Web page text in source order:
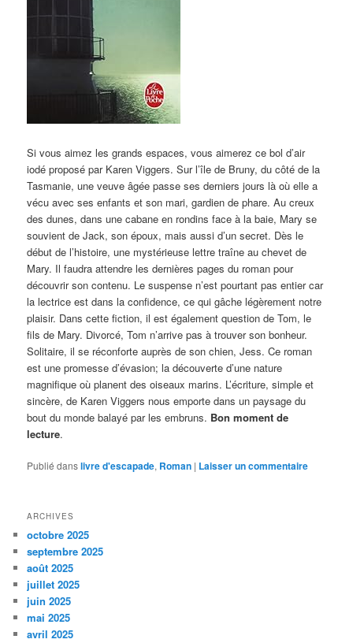
Si vous aimez les grands espaces, vous aimerez ce bol d’air
iodé proposé par Karen Viggers. Sur l’île de Bruny, du côté de la
Tasmanie, une veuve âgée passe ses derniers jours là où elle a
vécu avec ses enfants et son mari, gardien de phare. Au creux
des dunes, dans une cabane en rondins face à la baie, Mary se
souvient de Jack, son époux, mais aussi d’un secret. Dès le
début de l’histoire, une mystérieuse lettre traîne au chevet de
Mary. Il faudra attendre les dernières pages du roman pour
découvrir son contenu. Le suspense n’est pourtant pas entier car
la lectrice est dans la confidence, ce qui gâche légèrement notre
plaisir. Dans cette fiction, il est également question de Tom, le
fils de Mary. Divorcé, Tom n’arrive pas à trouver son bonheur.
Solitaire, il se réconforte auprès de son chien, Jess. Ce roman
est une promesse d’évasion; la découverte d’une nature
magnifique où planent des oiseaux marins. L’écriture, simple et
sincère, de Karen Viggers nous emporte dans un paysage du
bout du monde balayé par les embruns. Bon moment de
lecture.
Publié danslivre d'escapade, Roman | Laisser un commentaire
ARCHIVES
octobre 2025
septembre 2025
août 2025
juillet 2025
juin 2025
mai 2025
avril 2025